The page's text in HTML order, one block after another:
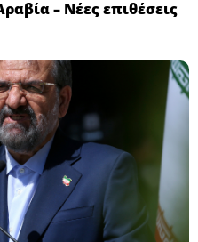
– Νέες επιθέσεις